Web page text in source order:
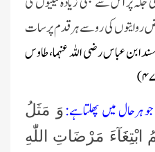
روایتوں کی رو سے ہر قدم پر سات
ابن عباس رضی اللہ عنہما، طاوس
وَ مَثَلُ
ابْتِغَآءَ مَرْضَاتِ اللّٰهِ